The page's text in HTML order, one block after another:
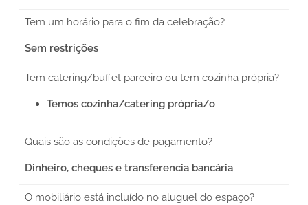
Tem um horário para o fim da celebração?
Sem restrições
Tem catering/buffet parceiro ou tem cozinha própria?
Temos cozinha/catering própria/o
Quais são as condições de pagamento?
Dinheiro, cheques e transferencia bancária
O mobiliário está incluído no aluguel do espaço?